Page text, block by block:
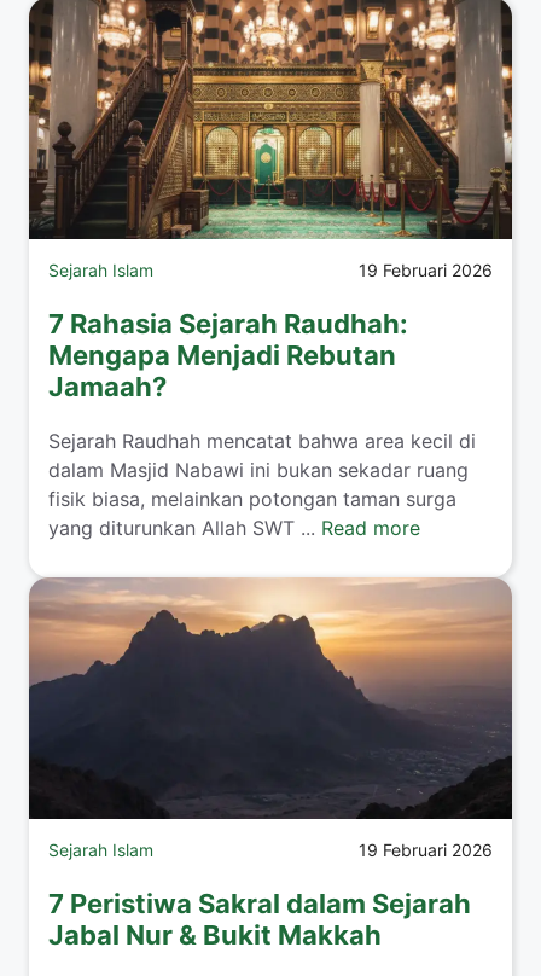
Sejarah Islam 19 Februari 2026
7 Rahasia Sejarah Raudhah:
Mengapa Menjadi Rebutan
Jamaah?
Sejarah Raudhah mencatat bahwa area kecil di
dalam Masjid Nabawi ini bukan sekadar ruang
fisik biasa, melainkan potongan taman surga
yang diturunkan Allah SWT ... Read more
Sejarah Islam 19 Februari 2026
7 Peristiwa Sakral dalam Sejarah
Jabal Nur & Bukit Makkah